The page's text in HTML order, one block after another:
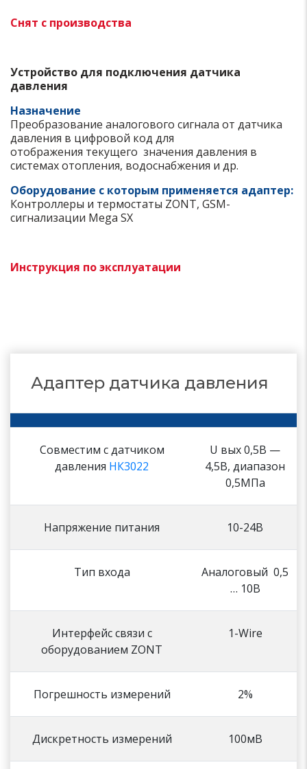
Снят с производства
Устройство для подключения датчика
давления
Назначение
Преобразование аналогового сигнала от датчика
давления в цифровой код для
отображения текущего значения давления в
системах отопления, водоснабжения и др.
Оборудование с которым применяется адаптер:
Контроллеры и термостаты ZONT, GSM-
сигнализации Mega SX
Инструкция по эксплуатации
Адаптер датчика давления
Совместим с датчиком
давления НК3022
U вых 0,5В —
4,5В, диапазон
0,5МПа
Напряжение питания 10-24В
Тип входа
Аналоговый 0,5
… 10В
Интерфейс связи с
оборудованием ZONT
1-Wire
Погрешность измерений 2%
Дискретность измерений 100мВ